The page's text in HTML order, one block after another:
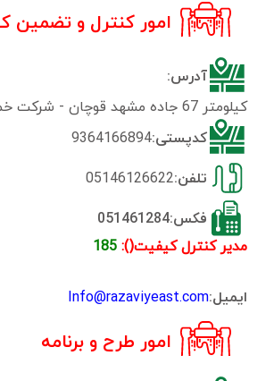
امور کنترل و تضمین
آدرس:
کیلومتر 67 جاده مشهد قوچان - شرکت خمیرمایه رضوی
کدپستی:9364166894
تلفن:05146126622
فکس:051461284
مدیر کنترل کیفیت():185
ایمیل:Info@razaviyeast.com
امور طرح و برنامه